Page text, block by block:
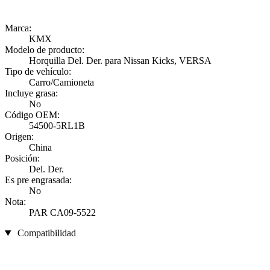
Marca:
KMX
Modelo de producto:
Horquilla Del. Der. para Nissan Kicks, VERSA
Tipo de vehículo:
Carro/Camioneta
Incluye grasa:
No
Código OEM:
54500-5RL1B
Origen:
China
Posición:
Del. Der.
Es pre engrasada:
No
Nota:
PAR CA09-5522
Compatibilidad